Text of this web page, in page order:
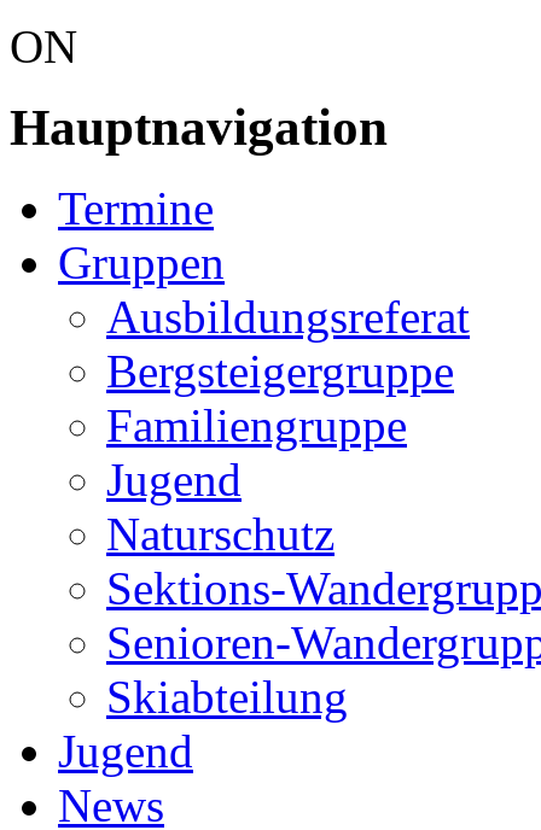
ON
Hauptnavigation
Termine
Gruppen
Ausbildungsreferat
Bergsteigergruppe
Familiengruppe
Jugend
Naturschutz
Sektions-
Senioren-
Skiabteilung
Jugend
News